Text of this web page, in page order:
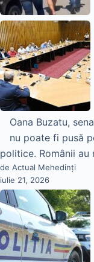
Oana Buzatu,
nu poate fi pusă
politice. Românii au
de Actual Mehedinți
iulie 21, 2026